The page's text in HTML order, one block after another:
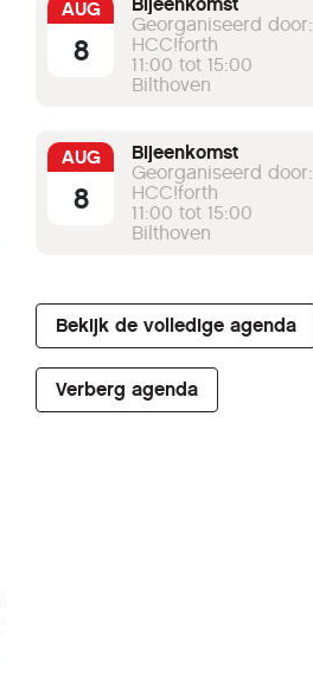
AUG
8
Georganiseerd door:
HCC!forth
11:00 tot 15:00
Bilthoven
AUG
8
Bijeenkomst
Georganiseerd door:
HCC!forth
11:00 tot 15:00
Bilthoven
Bekijk de volledige agenda
Verberg agenda